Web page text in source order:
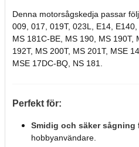
Denna motorsågskedja passar
009, 017, 019T, 023L, E14,
MS 181C-BE, MS 190, MS 190T,
192T, MS 200T, MS 201T, MSE
MSE 17DC-BQ, NS 181.
Perfekt för:
Smidig och säker sågning
hobbyanvändare.